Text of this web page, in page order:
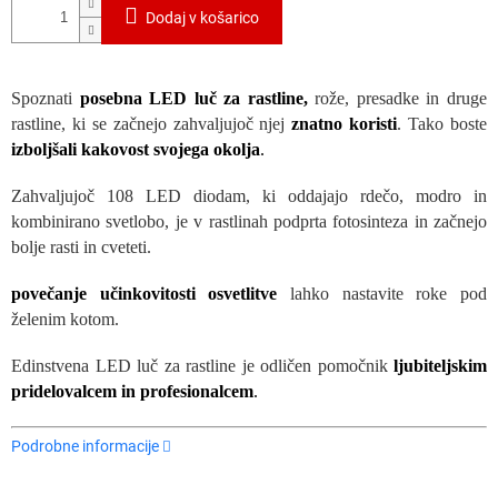
Dodaj v košarico
Spoznati posebna LED luč za rastline,rože, presadke in druge
rastline, ki se začnejo zahvaljujoč njej znatno koristi. Tako boste
izboljšali kakovost svojega okolja.
Zahvaljujoč 108 LED diodam, ki oddajajo rdečo, modro in
kombinirano svetlobo, je v rastlinah podprta fotosinteza in začnejo
bolje rasti in cveteti.
povečanje učinkovitosti osvetlitve lahko nastavite roke pod
želenim kotom.
Edinstvena LED luč za rastline je odličen pomočnik ljubiteljskim
pridelovalcem in profesionalcem.
Podrobne informacije